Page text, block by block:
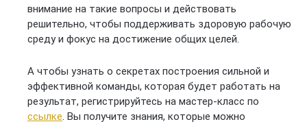
внимание на такие вопросы и действовать
решительно, чтобы поддерживать здоровую рабочую
среду и фокус на достижение общих целей.
А чтобы узнать о секретах построения сильной и
эффективной команды, которая будет работать на
результат, регистрируйтесь на мастер-класс по
ссылке. Вы получите знания, которые можно